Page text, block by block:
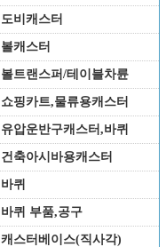
도비캐스터
볼캐스터
볼트랜스퍼/테이블차륜
쇼핑카트,물류용캐스터
유압운반구캐스터,바퀴
건축아시바용캐스터
바퀴
바퀴 부품,공구
캐스터베이스(직사각)